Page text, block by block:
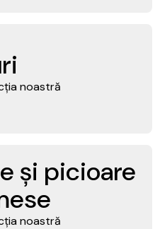
noastră
și picioare
noastră